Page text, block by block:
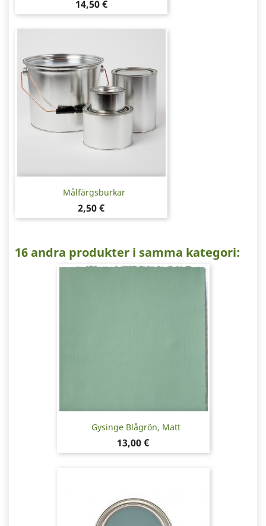
Pris
14,50 €
Målfärgsburkar
Pris
2,50 €
16 andra produkter i samma kategori:
Gysinge Blågrön, Matt
Pris
13,00 €